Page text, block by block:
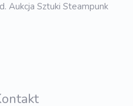
Aukcja Sztuki Steampunk